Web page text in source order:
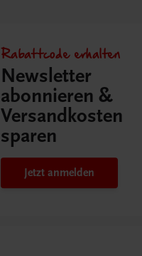
Rabattcode erhalten
Newsletter
abonnieren &
Versandkosten
sparen
Jetzt anmelden